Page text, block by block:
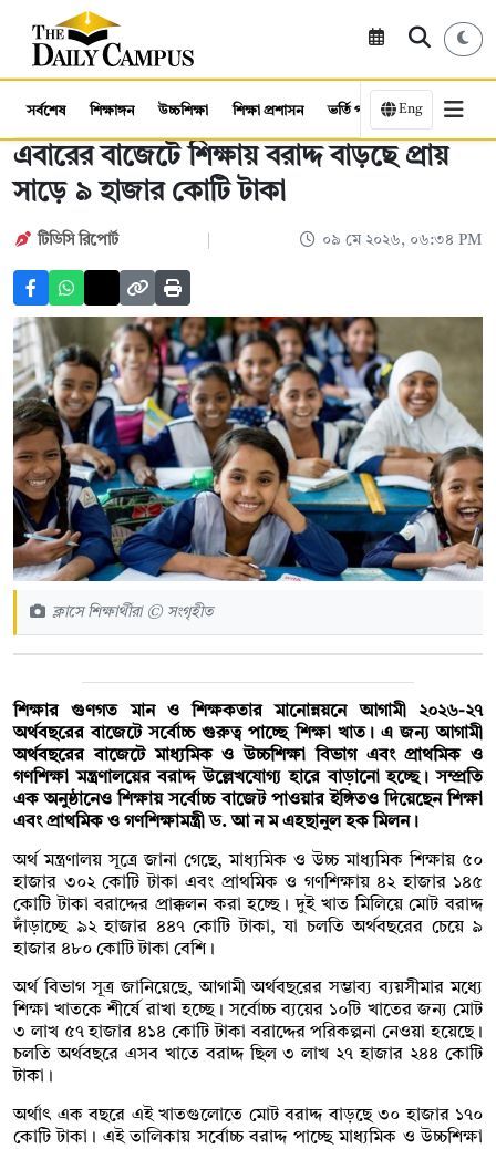
সর্বশেষ শিক্ষাঙ্গন উচ্চশিক্ষা শিক্ষা প্রশাসন ভর্তি পরীক্ষা কর্মসংস্থান
Eng
এবারের বাজেটে শিক্ষায় বরাদ্দ বাড়ছে প্রায়
সাড়ে ৯ হাজার কোটি টাকা
টিডিসি রিপোর্ট ০৯ মে ২০২৬, ০৬:৩৪ PM
ক্লাসে শিক্ষার্থীরা © সংগৃহীত
শিক্ষার গুণগত মান ও শিক্ষকতার মানোন্নয়নে আগামী ২০২৬-২৭
অর্থবছরের বাজেটে সর্বোচ্চ গুরুত্ব পাচ্ছে শিক্ষা খাত। এ জন্য আগামী
অর্থবছরের বাজেটে মাধ্যমিক ও উচ্চশিক্ষা বিভাগ এবং প্রাথমিক ও
গণশিক্ষা মন্ত্রণালয়ের বরাদ্দ উল্লেখযোগ্য হারে বাড়ানো হচ্ছে। সম্প্রতি
এক অনুষ্ঠানেও শিক্ষায় সর্বোচ্চ বাজেট পাওয়ার ইঙ্গিতও দিয়েছেন শিক্ষা
এবং প্রাথমিক ও গণশিক্ষামন্ত্রী ড. আ ন ম এহছানুল হক মিলন।
অর্থ মন্ত্রণালয় সূত্রে জানা গেছে, মাধ্যমিক ও উচ্চ মাধ্যমিক শিক্ষায় ৫০
হাজার ৩০২ কোটি টাকা এবং প্রাথমিক ও গণশিক্ষায় ৪২ হাজার ১৪৫
কোটি টাকা বরাদ্দের প্রাক্কলন করা হচ্ছে। দুই খাত মিলিয়ে মোট বরাদ্দ
দাঁড়াচ্ছে ৯২ হাজার ৪৪৭ কোটি টাকা, যা চলতি অর্থবছরের চেয়ে ৯
হাজার ৪৮০ কোটি টাকা বেশি।
অর্থ বিভাগ সূত্র জানিয়েছে, আগামী অর্থবছরের সম্ভাব্য ব্যয়সীমার মধ্যে
শিক্ষা খাতকে শীর্ষে রাখা হচ্ছে। সর্বোচ্চ ব্যয়ের ১০টি খাতের জন্য মোট
৩ লাখ ৫৭ হাজার ৪১৪ কোটি টাকা বরাদ্দের পরিকল্পনা নেওয়া হয়েছে।
চলতি অর্থবছরে এসব খাতে বরাদ্দ ছিল ৩ লাখ ২৭ হাজার ২৪৪ কোটি
টাকা।
অর্থাৎ এক বছরে এই খাতগুলোতে মোট বরাদ্দ বাড়ছে ৩০ হাজার ১৭০
কোটি টাকা। এই তালিকায় সর্বোচ্চ বরাদ্দ পাচ্ছে মাধ্যমিক ও উচ্চশিক্ষা